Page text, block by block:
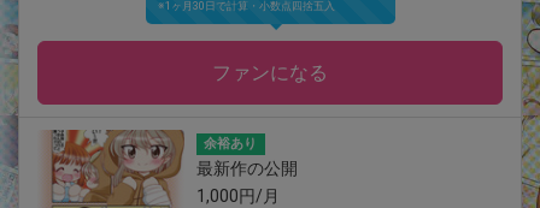
※1ヶ月30日で計算・小数点四捨五入
ファンになる
余裕あり
最新作の公開
1,000円/月